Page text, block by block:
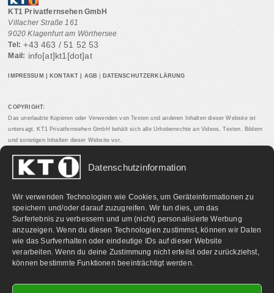
Datenschutzinformation
Wir verwenden Technologien wie Cookies, um Geräteinformationen zu
speichern und/oder darauf zuzugreifen. Wir tun dies, um das
Surferlebnis zu verbessern und um (nicht) personalisierte Werbung
anzuzeigen. Wenn du diesen Technologien zustimmst, können wir Daten
wie das Surfverhalten oder eindeutige IDs auf dieser Website
verarbeiten. Wenn du deine Zustimmung nicht erteilst oder zurückziehst,
können bestimmte Funktionen beeinträchtigt werden.
KT1 Privatfernsehen GmbH
Villacher Straße 161
9020 Klagenfurt am Wörthersee
Tel: +43 463 / 51 52 53
Mail: info[at]kt1[dot]at
IMPRESSUM KONTAKT AGB DATENSCHUTZERKLÄRUNG
COPYRIGHT:
Das unerlaubte Kopieren oder Verwenden von Texten und anderen Inhalten dieser Website ist
untersagt. KT1 Privatfernsehen GmbH behält sich alle Urheberrechte an Videos, Texten, Bildern
und sonstigen Inhalten dieser Website vor.
PARTNERLINKS: